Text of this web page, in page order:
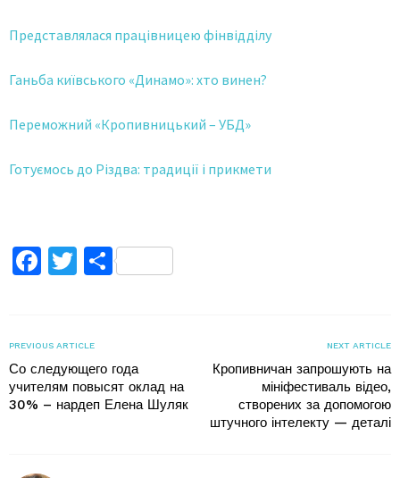
Представлялася працівницею фінвідділу
Ганьба київського «Динамо»: хто винен?
Переможний «Кропивницький – УБД»
Готуємось до Різдва: традиції і прикмети
Facebook
TwitterПоділитися
PREVIOUS ARTICLE
Со следующего года
учителям повысят оклад на
30% – нардеп Елена Шуляк
NEXT ARTICLE
Кропивничан запрошують на
мініфестиваль відео,
створених за допомогою
штучного інтелекту — деталі